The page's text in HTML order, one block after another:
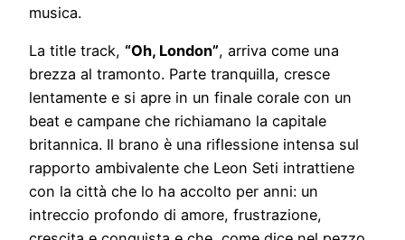
musica.
La title track, “Oh, London”, arriva come una
brezza al tramonto. Parte tranquilla, cresce
lentamente e si apre in un finale corale con un
beat e campane che richiamano la capitale
britannica. Il brano è una riflessione intensa sul
rapporto ambivalente che Leon Seti intrattiene
con la città che lo ha accolto per anni: un
intreccio profondo di amore, frustrazione,